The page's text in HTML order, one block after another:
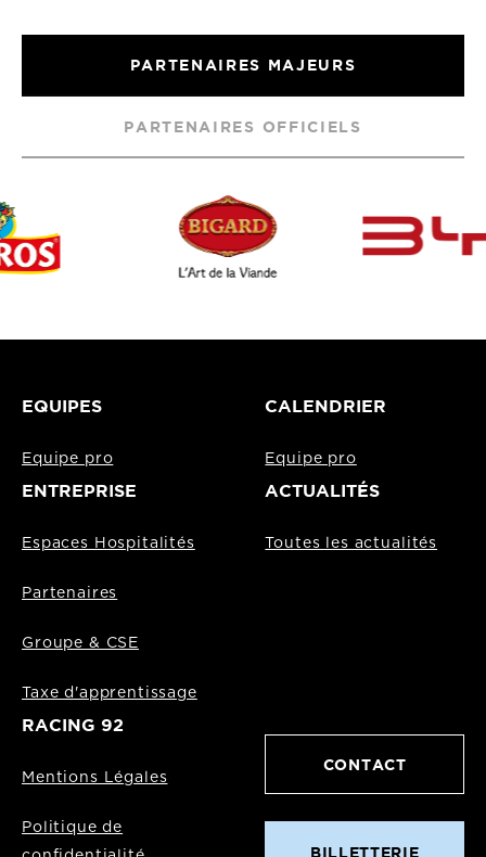
PARTENAIRES MAJEURS
PARTENAIRES OFFICIELS
EQUIPES
Equipe pro
CALENDRIER
Equipe pro
ENTREPRISE
Espaces Hospitalités
Partenaires
Groupe & CSE
Taxe d'apprentissage
ACTUALITÉS
Toutes les actualités
RACING 92
Mentions Légales
Politique de
CONTACT
BILLETTERIE